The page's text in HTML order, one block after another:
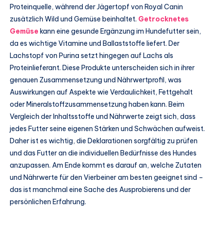
Proteinquelle, während der Jägertopf von Royal Canin
zusätzlich Wild und Gemüse beinhaltet. Getrocknetes
Gemüse kann eine gesunde Ergänzung im Hundefutter sein,
da es wichtige Vitamine und Ballaststoffe liefert. Der
Lachstopf von Purina setzt hingegen auf Lachs als
Proteinlieferant. Diese Produkte unterscheiden sich in ihrer
genauen Zusammensetzung und Nährwertprofil, was
Auswirkungen auf Aspekte wie Verdaulichkeit, Fettgehalt
oder Mineralstoffzusammensetzung haben kann. Beim
Vergleich der Inhaltsstoffe und Nährwerte zeigt sich, dass
jedes Futter seine eigenen Stärken und Schwächen aufweist.
Daher ist es wichtig, die Deklarationen sorgfältig zu prüfen
und das Futter an die individuellen Bedürfnisse des Hundes
anzupassen. Am Ende kommt es darauf an, welche Zutaten
und Nährwerte für den Vierbeiner am besten geeignet sind –
das ist manchmal eine Sache des Ausprobierens und der
persönlichen Erfahrung.